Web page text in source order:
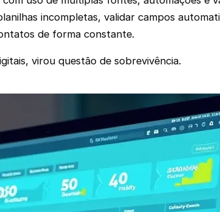
incompletas, validar campos
de forma constante.
virou questão de sobrevivência.